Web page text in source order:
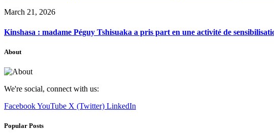
March 21, 2026
Kinshasa : madame Péguy Tshisuaka a pris part en une activité de
About
We're social, connect with us:
FacebookYouTube X (Twitter) LinkedIn
Popular Posts